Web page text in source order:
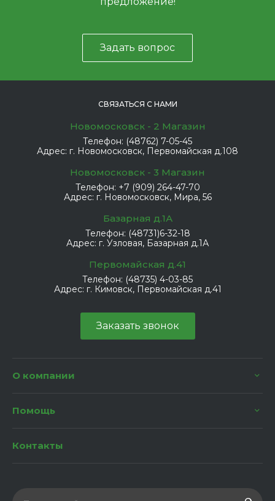
Задать вопрос
СВЯЗАТЬСЯ С НАМИ
Новомосковск - 2 Магазин
Телефон: (48762) 7-05-45
Адрес: г. Новомосковск, Первомайская д.108
Новомосковск - 3 Магазин
Телефон: +7 (909) 264-47-70
Адрес: г. Новомосковск, Мира, 56
Базарная д.1А
Телефон: (48731)6-32-18
Адрес: г. Узловая, Базарная д.1А
Первомайская д.41
Телефон: (48735) 4-03-85
Адрес: г. Кимовск, Первомайская д.41
Заказать звонок
О компании
Помощь
Контакты